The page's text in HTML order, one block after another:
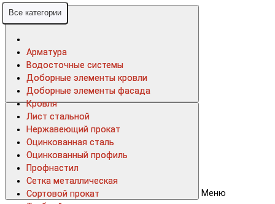
Меню
Все категории
Арматура
Водосточные системы
Доборные элементы кровли
Доборные элементы фасада
Кровля
Лист стальной
Нержавеющий прокат
Оцинкованная сталь
Оцинкованный профиль
Профнастил
Сетка металлическая
Сортовой прокат
Все категории
Арматура
Водосточные системы
Доборные элементы кровли
Доборные элементы фасада
Кровля
Лист стальной
Нержавеющий прокат
Оцинкованная сталь
Оцинкованный профиль
Профнастил
Сетка металлическая
Сортовой прокат